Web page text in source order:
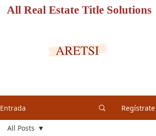
All Real Estate Title Solutions
Entrada Regístrate
All Posts